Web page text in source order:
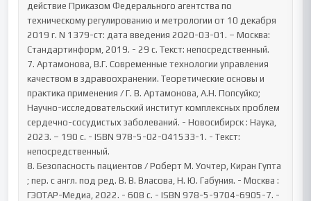
действие Приказом Федерального агентства по
техническому регулированию и метрологии от 10 декабря
2019 г. N 1379-ст: дата введения 2020-03-01. – Москва:
Стандартинформ, 2019. - 29 с. Текст: непосредственный.
7. Артамонова, В.Г. Современные технологии управления
качеством в здравоохранении. Теоретические основы и
практика применения / Г. В. Артамонова, А.Н. Попсуйко;
Научно-исследовательский институт комплексных проблем
сердечно-сосудистых заболеваний. - Новосибирск : Наука,
2023. – 190 с. - ISBN 978-5-02-041533-1. - Текст:
непосредственный.
8. Безопасность пациентов / Роберт М. Уочтер, Киран Гупта
; пер. с англ. под ред. В. В. Власова, Н. Ю. Габуния. - Москва :
ГЭОТАР-Медиа, 2022. - 608 с. - ISBN 978-5-9704-6905-7. -